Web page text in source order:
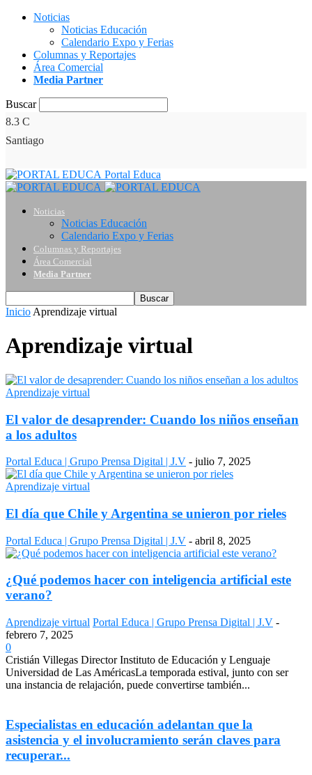
Noticias
Noticias Educación
Calendario Expo y Ferias
Columnas y Reportajes
Área Comercial
Media Partner
Buscar
8.3 C
Santiago
Portal Educa
Noticias
Noticias Educación
Calendario Expo y Ferias
Columnas y Reportajes
Área Comercial
Media Partner
Inicio Aprendizaje virtual
Aprendizaje virtual
Aprendizaje virtual
El valor de desaprender: Cuando los niños enseñan
a los adultos
Portal Educa | Grupo Prensa Digital | J.V - julio 7, 2025
Aprendizaje virtual
El día que Chile y Argentina se unieron por rieles
Portal Educa | Grupo Prensa Digital | J.V - abril 8, 2025
¿Qué podemos hacer con inteligencia artificial este
verano?
Aprendizaje virtual Portal Educa | Grupo Prensa Digital | J.V -
febrero 7, 2025
0
Cristián Villegas Director Instituto de Educación y Lenguaje
Universidad de Las AméricasLa temporada estival, junto con ser
una instancia de relajación, puede convertirse también...
Especialistas en educación adelantan que la
asistencia y el involucramiento serán claves para
recuperar...